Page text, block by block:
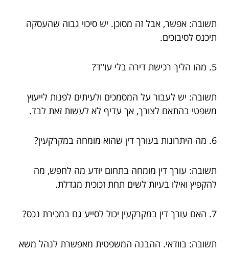
תשובה: אפשר, אבל זה מסוכן. יש סיכוי גבוה שהעסקה
תיכנס לסיבוכים.
5. מהו הליך רכישת דירה בלי עו"ד?
תשובה: יש לעבור על המסמכים ולעיתים לפנות לייעוץ
משפטי בהתאם לצורך, אך עדיף לא לעשות זאת לבד.
6. מה היתרונות בעורך דין שהוא מומחה במקרקעין?
תשובה: עורך דין מומחה בתחום יודע מה לחפש, מה
להקפיץ ואילו בעיות לשים תחת זכוכית מגדלת.
7. האם עורך דין במקרקעין יכול לסייע גם במכירת נכס?
תשובה: בוודאי. ההבנה המשפטית מאפשרת לנהל משא